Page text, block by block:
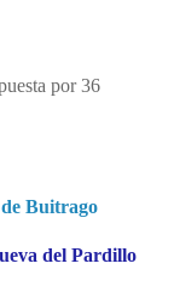
por 36
Buitrago
del Pardillo